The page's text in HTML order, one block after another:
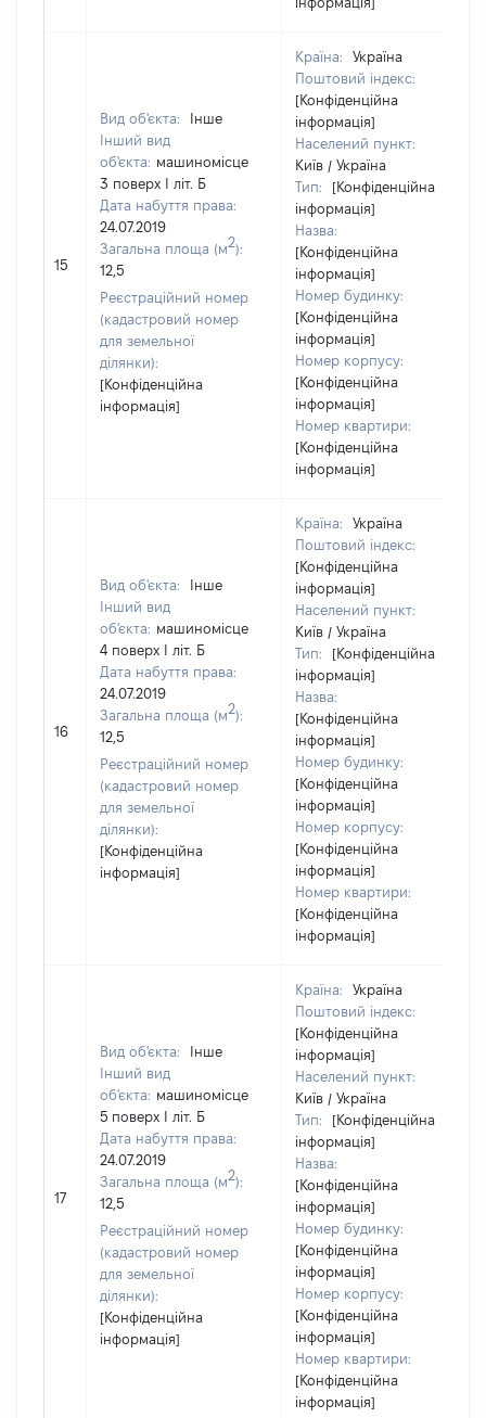
15
Вид об'єкта:
Інше
Інший вид
об'єкта: машиномісце
3 поверх І літ. Б
Дата набуття права:
24.07.2019
Загальна площа (м2):
12,5
Реєстраційний номер
(кадастровий номер
для земельної
ділянки):
[Конфіденційна
інформація]
Країна:
Україна
Поштовий індекс:
[Конфіденційна
інформація]
Населений пункт:
Київ / Україна
Тип:
[Конфіденційна
інформація]
Назва:
[Конфіденційна
інформація]
Номер будинку:
[Конфіденційна
інформація]
Номер корпусу:
[Конфіденційна
інформація]
Номер квартири:
[Конфіденційна
інформація]
16
Вид об'єкта:
Інше
Інший вид
об'єкта: машиномісце
4 поверх І літ. Б
Дата набуття права:
24.07.2019
Загальна площа (м2):
12,5
Реєстраційний номер
(кадастровий номер
для земельної
ділянки):
[Конфіденційна
інформація]
Країна:
Україна
Поштовий індекс:
[Конфіденційна
інформація]
Населений пункт:
Київ / Україна
Тип:
[Конфіденційна
інформація]
Назва:
[Конфіденційна
інформація]
Номер будинку:
[Конфіденційна
інформація]
Номер корпусу:
[Конфіденційна
інформація]
Номер квартири:
[Конфіденційна
інформація]
17
Вид об'єкта:
Інше
Інший вид
об'єкта: машиномісце
5 поверх І літ. Б
Дата набуття права:
24.07.2019
Загальна площа (м2):
12,5
Реєстраційний номер
(кадастровий номер
для земельної
ділянки):
[Конфіденційна
інформація]
Країна:
Україна
Поштовий індекс:
[Конфіденційна
інформація]
Населений пункт:
Київ / Україна
Тип:
[Конфіденційна
інформація]
Назва:
[Конфіденційна
інформація]
Номер будинку:
[Конфіденційна
інформація]
Номер корпусу:
[Конфіденційна
інформація]
Номер квартири:
[Конфіденційна
інформація]